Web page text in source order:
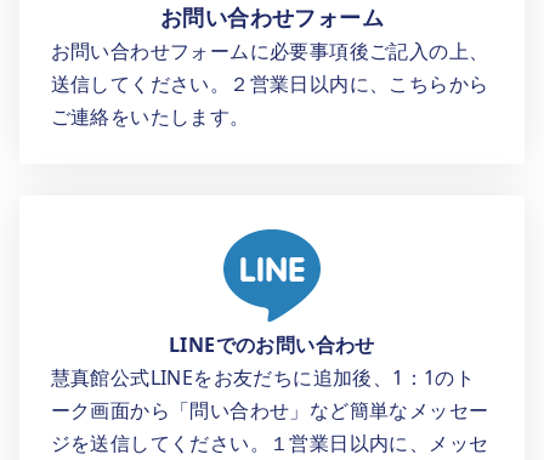
お問い合わせフォーム
お問い合わせフォームに必要事項後ご記入の上、
送信してください。２営業日以内に、こちらから
ご連絡をいたします。
LINEでのお問い合わせ
慧真館公式LINEをお友だちに追加後、1：1のト
ーク画面から「問い合わせ」など簡単なメッセー
ジを送信してください。１営業日以内に、メッセ